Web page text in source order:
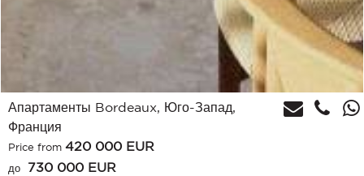
Апартаменты Bordeaux, Юго-Запад,
Франция
Price from 420 000 EUR
до 730 000 EUR